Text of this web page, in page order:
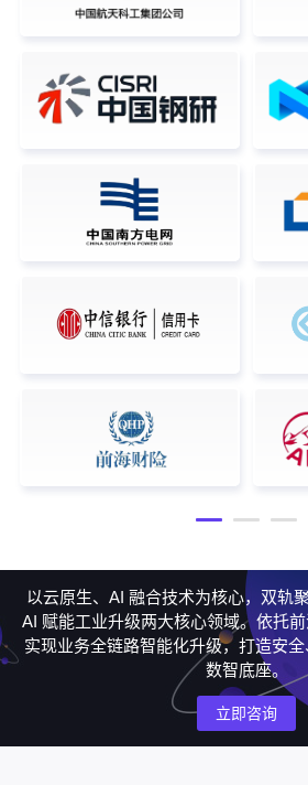
以云原生、AI 融合技术为核心，双轨
AI 赋能工业升级两大核心领域。依托
实现业务全链路智能化升级，打造安
数智底座。
立即咨询